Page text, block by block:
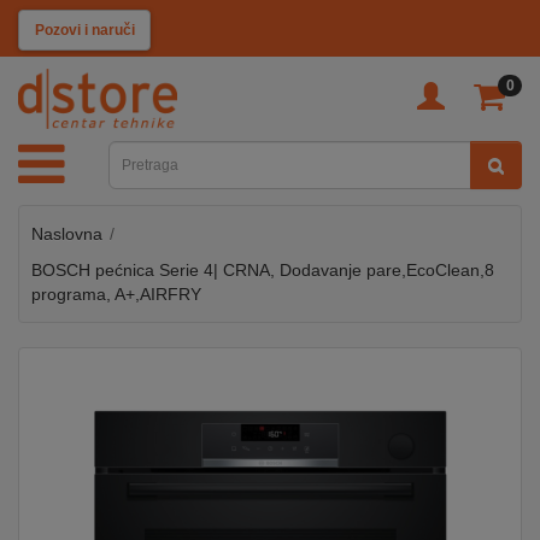
Pozovi i naruči
0
KATEGORIJE
TV
SAT
MOBILNI
UREĐAJI
Naslovna
BOSCH pećnica Serie 4| CRNA, Dodavanje pare,EcoClean,8
programa, A+,AIRFRY